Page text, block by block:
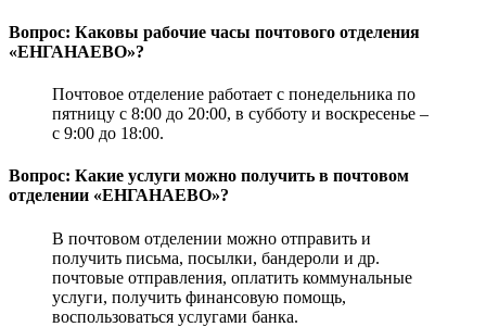
Вопрос: Каковы рабочие часы почтового отделения
«ЕНГАНАЕВО»?
Почтовое отделение работает с понедельника по
пятницу с 8:00 до 20:00, в субботу и воскресенье –
с 9:00 до 18:00.
Вопрос: Какие услуги можно получить в почтовом
отделении «ЕНГАНАЕВО»?
В почтовом отделении можно отправить и
получить письма, посылки, бандероли и др.
почтовые отправления, оплатить коммунальные
услуги, получить финансовую помощь,
воспользоваться услугами банка.